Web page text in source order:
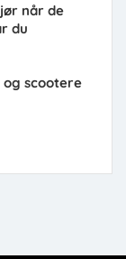
når de
du
scootere